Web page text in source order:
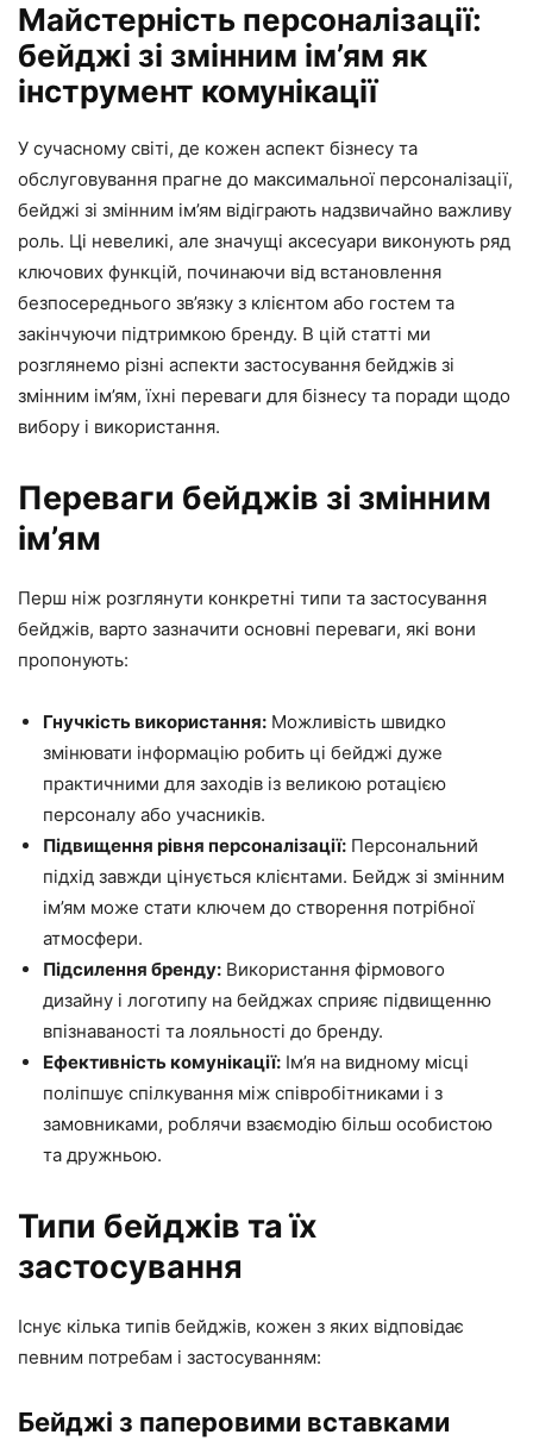
Майстерність персоналізації:
бейджі зі змінним ім’ям як
інструмент комунікації
У сучасному світі, де кожен аспект бізнесу та
обслуговування прагне до максимальної персоналізації,
бейджі зі змінним ім’ям відіграють надзвичайно важливу
роль. Ці невеликі, але значущі аксесуари виконують ряд
ключових функцій, починаючи від встановлення
безпосереднього зв’язку з клієнтом або гостем та
закінчуючи підтримкою бренду. В цій статті ми
розглянемо різні аспекти застосування бейджів зі
змінним ім’ям, їхні переваги для бізнесу та поради щодо
вибору і використання.
Переваги бейджів зі змінним
ім’ям
Перш ніж розглянути конкретні типи та застосування
бейджів, варто зазначити основні переваги, які вони
пропонують:
Гнучкість використання: Можливість швидко
змінювати інформацію робить ці бейджі дуже
практичними для заходів із великою ротацією
персоналу або учасників.
Підвищення рівня персоналізації: Персональний
підхід завжди цінується клієнтами. Бейдж зі змінним
ім’ям може стати ключем до створення потрібної
атмосфери.
Підсилення бренду: Використання фірмового
дизайну і логотипу на бейджах сприяє підвищенню
впізнаваності та лояльності до бренду.
Ефективність комунікації: Ім’я на видному місці
поліпшує спілкування між співробітниками і з
замовниками, роблячи взаємодію більш особистою
та дружньою.
Типи бейджів та їх
застосування
Існує кілька типів бейджів, кожен з яких відповідає
певним потребам і застосуванням:
Бейджі з паперовими вставками